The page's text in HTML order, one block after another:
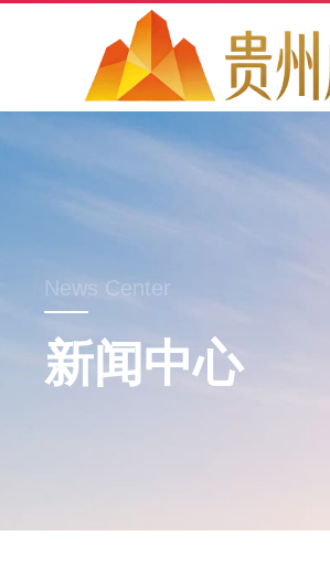
News Center
新闻中心